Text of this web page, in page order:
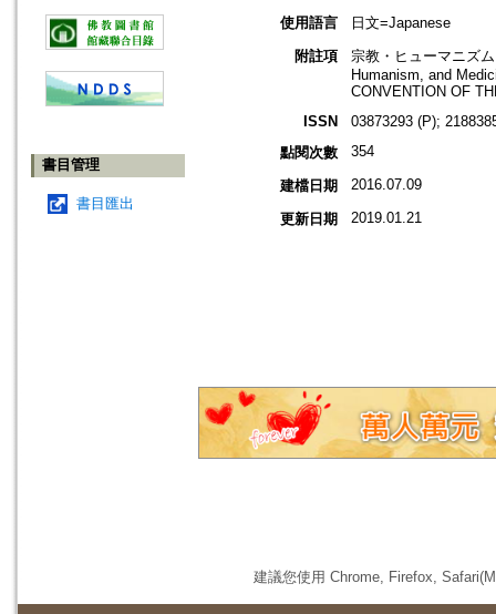
書目管理
書目匯出
使用語言
日文=Japanese
附註項
宗教・ヒューマニズ
Humanism, and
CONVENTION OF
ISSN
03873293 (P);
點閱次數
354
建檔日期 2016.07.09
更新日期 2019.01.21
建議您使用 Chrome, Firefox,